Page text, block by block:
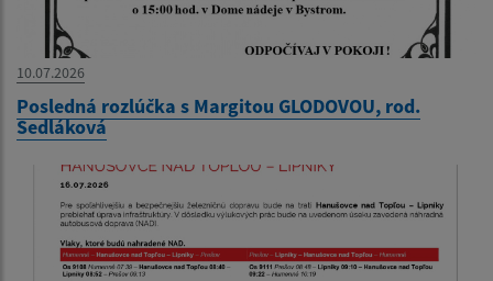
10.07.2026
Posledná rozlúčka s Margitou GLODOVOU, rod.
Sedláková